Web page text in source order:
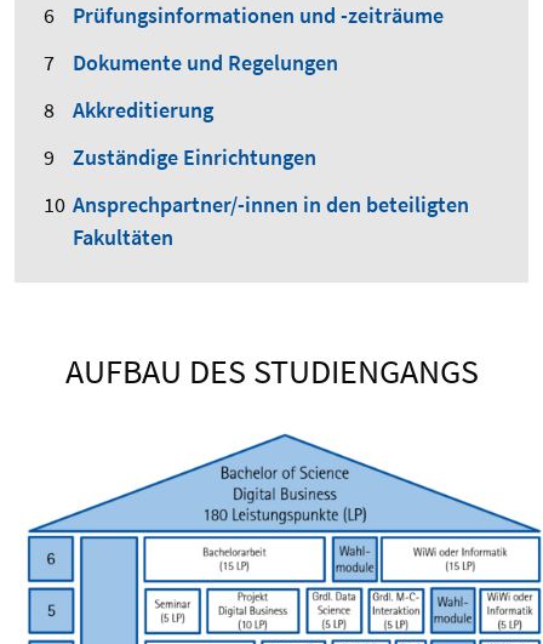
Prüfungsinformationen und -zeiträume
Dokumente und Regelungen
Akkreditierung
Zuständige Einrichtungen
Ansprechpartner/-innen in den beteiligten
Fakultäten
AUFBAU DES STUDIENGANGS